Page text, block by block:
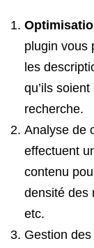
plugin vous
les
qu’ils
recherche.
Analyse de
effectuent
contenu
densité des
etc.
Gestion